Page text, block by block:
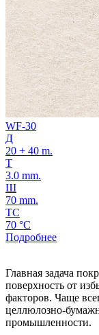
WF-30
Д
20 + 40 m.
Т
3.0 mm.
Ш
70 mm.
ТС
70 °C
Подробнее
Главная задача
поверхность от
факторов. Чаще
целлюлозно-
промышленности.